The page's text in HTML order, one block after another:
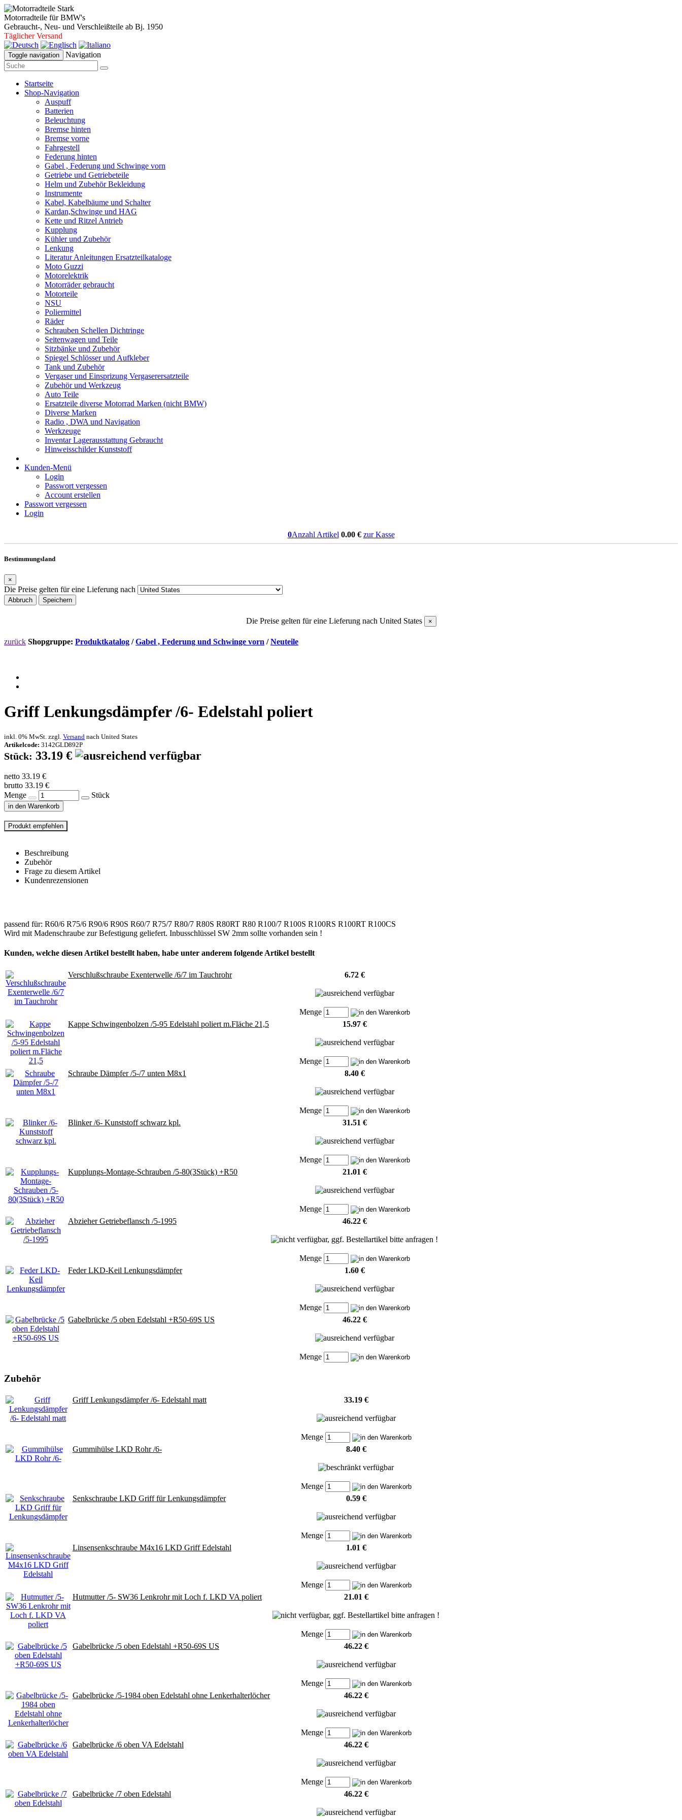
Motorradteile für BMW's
Gebraucht-, Neu- und Verschleißteile ab Bj. 1950
Täglicher Versand
Toggle navigation Navigation
Startseite
Shop-Navigation
Auspuff
Batterien
Beleuchtung
Bremse hinten
Bremse vorne
Fahrgestell
Federung hinten
Gabel , Federung und Schwinge vorn
Getriebe und Getriebeteile
Helm und Zubehör Bekleidung
Instrumente
Kabel, Kabelbäume und Schalter
Kardan,Schwinge und HAG
Kette und Ritzel Antrieb
Kupplung
Kühler und Zubehör
Lenkung
Literatur Anleitungen Ersatzteilkataloge
Moto Guzzi
Motorelektrik
Motorräder gebraucht
Motorteile
NSU
Poliermittel
Räder
Schrauben Schellen Dichtringe
Seitenwagen und Teile
Sitzbänke und Zubehör
Spiegel Schlösser und Aufkleber
Tank und Zubehör
Vergaser und Einsprizung Vergaserersatzteile
Zubehör und Werkzeug
Auto Teile
Ersatzteile diverse Motorrad Marken (nicht BMW)
Diverse Marken
Radio , DWA und Navigation
Werkzeuge
Inventar Lagerausstattung Gebraucht
Hinweisschilder Kunststoff
Kunden-Menü
Login
Passwort vergessen
Account erstellen
Passwort vergessen
Login
0Anzahl Artikel 0.00€ zur Kasse
Bestimmungsland
×
Die Preise gelten für eine Lieferung nach
Abbruch Speichern
Die Preise gelten für eine Lieferung nach United States ×
zurück Shopgruppe: Produktkatalog /Gabel , Federung und Schwinge vorn /Neuteile
Griff Lenkungsdämpfer /6- Edelstahl poliert
inkl. 0% MwSt. zzgl. Versand nach United States
Artikelcode: 3142GLD892P
Stück: 33.19 €
netto 33.19 €
brutto 33.19 €
Menge
Stück
in den Warenkorb
Beschreibung
Zubehör
Frage zu diesem Artikel
Kundenrezensionen
passend für: R60/6 R75/6 R90/6 R90S R60/7 R75/7 R80/7 R80S R80RT R80 R100/7 R100S R100RS R100RT R100CS
Wird mit Madenschraube zur Befestigung geliefert. Inbusschlüssel SW 2mm sollte vorhanden sein !
Kunden, welche diesen Artikel bestellt haben, habe unter anderem folgende Artikel bestellt
Verschlußschraube Exenterwelle /6/7 im Tauchrohr 6.72 €
Menge
Kappe Schwingenbolzen /5-95 Edelstahl poliert m.Fläche 21,5
15.97 €
Menge
Schraube Dämpfer /5-/7 unten M8x1
8.40 €
Menge
Blinker /6- Kunststoff schwarz kpl.
31.51 €
Menge
Kupplungs-Montage-Schrauben /5-80(3Stück) +R50
21.01 €
Menge
Abzieher Getriebeflansch /5-1995
46.22 €
Menge
Feder LKD-Keil Lenkungsdämpfer
1.60 €
Menge
Gabelbrücke /5 oben Edelstahl +R50-69S US
46.22 €
Menge
Zubehör
Griff Lenkungsdämpfer /6- Edelstahl matt 33.19 €
Menge
Gummihülse LKD Rohr /6-
8.40 €
Menge
Senkschraube LKD Griff für Lenkungsdämpfer
0.59 €
Menge
Linsensenkschraube M4x16 LKD Griff Edelstahl
1.01 €
Menge
Hutmutter /5- SW36 Lenkrohr mit Loch f. LKD VA poliert
21.01 €
Menge
Gabelbrücke /5 oben Edelstahl +R50-69S US
46.22 €
Menge
Gabelbrücke /5-1984 oben Edelstahl ohne Lenkerhalterlöcher
46.22 €
Menge
Gabelbrücke /6 oben VA Edelstahl
46.22 €
Menge
Gabelbrücke /7 oben Edelstahl
46.22 €